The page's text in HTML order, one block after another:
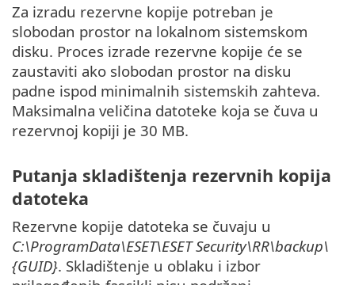
Za izradu rezervne kopije potreban je
slobodan prostor na lokalnom sistemskom
disku. Proces izrade rezervne kopije će se
zaustaviti ako slobodan prostor na disku
padne ispod minimalnih sistemskih zahteva.
Maksimalna veličina datoteke koja se čuva u
rezervnoj kopiji je 30 MB.
Putanja skladištenja rezervnih kopija
datoteka
Rezervne kopije datoteka se čuvaju u
C:\ProgramData\ESET\ESET Security\RR\backup\
{GUID}. Skladištenje u oblaku i izbor